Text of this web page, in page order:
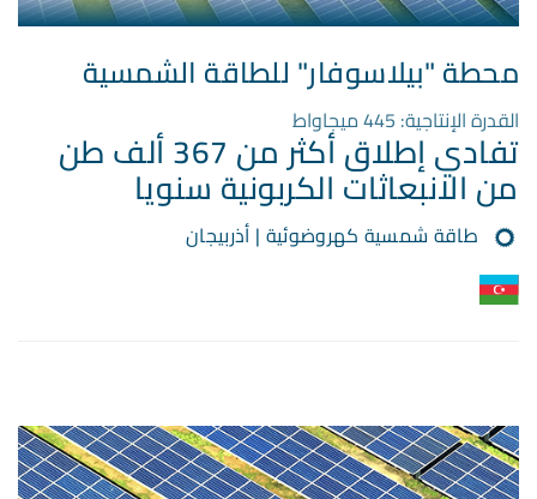
محطة "بيلاسوفار" للطاقة الشمسية
القدرة الإنتاجية: 445 ميجاواط
تفادي إطلاق أكثر من 367 ألف طن
من الانبعاثات الكربونية سنويا
طاقة شمسية كهروضوئية | أذربيجان